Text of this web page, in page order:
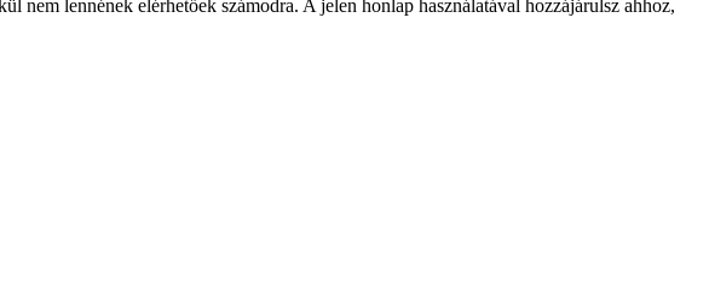
lennének elérhetőek számodra. A jelen honlap használatával hozzájárulsz ahhoz,